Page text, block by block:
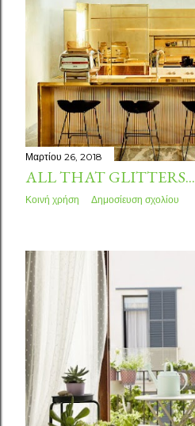
Μαρτίου 26, 2018
ALL THAT GLITTERS...
Κοινή χρήση Δημοσίευση σχολίου